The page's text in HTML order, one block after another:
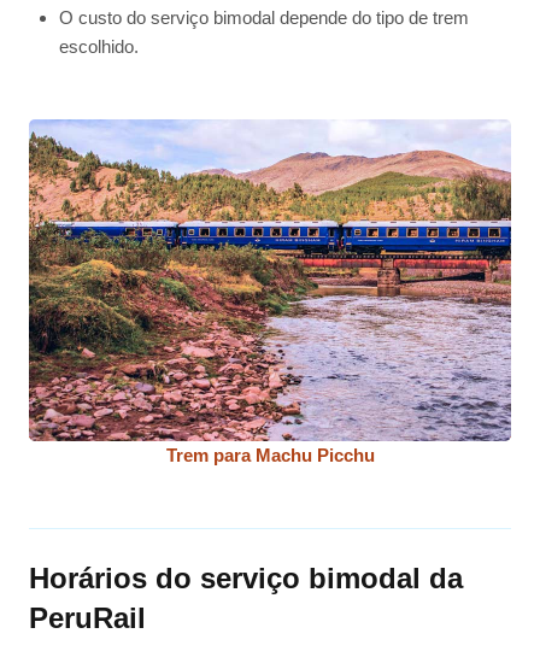
O custo do serviço bimodal depende do tipo de trem
escolhido.
Trem para Machu Picchu
Horários do serviço bimodal da
PeruRail